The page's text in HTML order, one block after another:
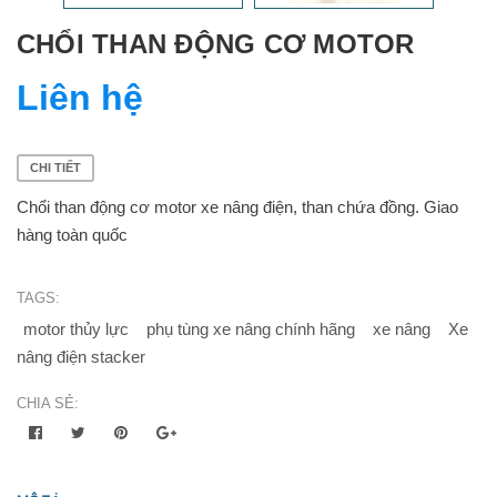
CHỔI THAN ĐỘNG CƠ MOTOR
Liên hệ
CHI TIẾT
Chổi than động cơ motor xe nâng điện, than chứa đồng. Giao
hàng toàn quốc
TAGS:
motor thủy lực phụ tùng xe nâng chính hãng xe nâng
Xe
nâng điện stacker
CHIA SẺ: